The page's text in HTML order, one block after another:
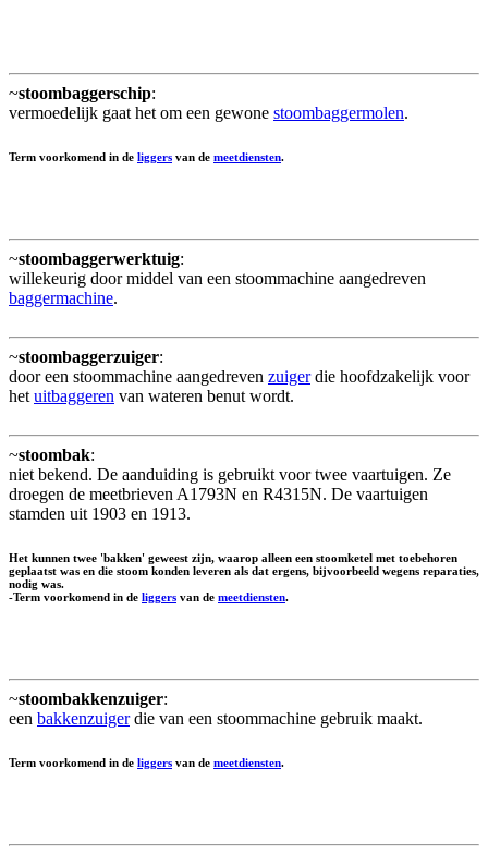
~stoombaggerschip:
vermoedelijk gaat het om een gewone stoombaggermolen.
Term voorkomend in de liggers van de meetdiensten.
~stoombaggerwerktuig:
willekeurig door middel van een stoommachine aangedreven
baggermachine.
~stoombaggerzuiger:
door een stoommachine aangedreven zuigerdie hoofdzakelijk voor
hetuitbaggeren van wateren benut wordt.
~stoombak:
niet bekend. De aanduiding is gebruikt voor twee vaartuigen. Ze
droegen de meetbrieven A1793N en R4315N. De vaartuigen
stamden uit 1903 en 1913.
Het kunnen twee 'bakken' geweest zijn, waarop alleen een stoomketel met toebehoren
geplaatst was en die stoom konden leveren als dat ergens, bijvoorbeeld wegens reparaties,
nodig was.
-Term voorkomend in de liggers van de meetdiensten.
~stoombakkenzuiger:
een bakkenzuigerdie van een stoommachine gebruik maakt.
Term voorkomend in de liggers van de meetdiensten.